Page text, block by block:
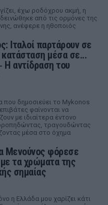
έχω ροδόχρου ακμή, η
από τις ορμόνες της
ανέφερε η ηθοποιός
Ιταλοί παρτάρουν σε
μέσα σε...
Η αντίδραση του
που δημοσιεύει το Mykonos
φαίνονται να
με ιδιαίτερα έντονο
τραγουδώντας
μέσα στο όχημα
Μενούνος φόρεσε
με τα χρώματα της
σημαίας
η Ελλάδα μου χαρίζει κάτι